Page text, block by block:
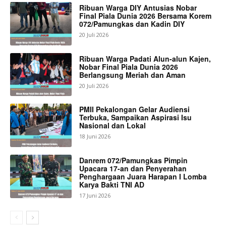
Ribuan Warga DIY Antusias Nobar
Final Piala Dunia 2026 Bersama Korem
072/Pamungkas dan Kadin DIY
20 Juli 2026
Ribuan Warga Padati Alun-alun Kajen,
Nobar Final Piala Dunia 2026
Berlangsung Meriah dan Aman
20 Juli 2026
PMII Pekalongan Gelar Audiensi
Terbuka, Sampaikan Aspirasi Isu
Nasional dan Lokal
18 Juni 2026
Danrem 072/Pamungkas Pimpin
Upacara 17-an dan Penyerahan
Penghargaan Juara Harapan I Lomba
Karya Bakti TNI AD
17 Juni 2026